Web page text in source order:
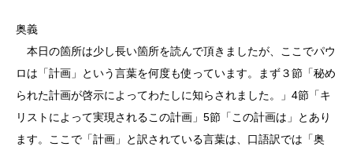
奥義
本日の箇所は少し長い箇所を読んで頂きましたが、ここでパウ
ロは「計画」という言葉を何度も使っています。まず３節「秘め
られた計画が啓示によってわたしに知らされました。」4節「キ
リストによって実現されるこの計画」5節「この計画は」とあり
ます。ここで「計画」と訳されている言葉は、口語訳では「奥